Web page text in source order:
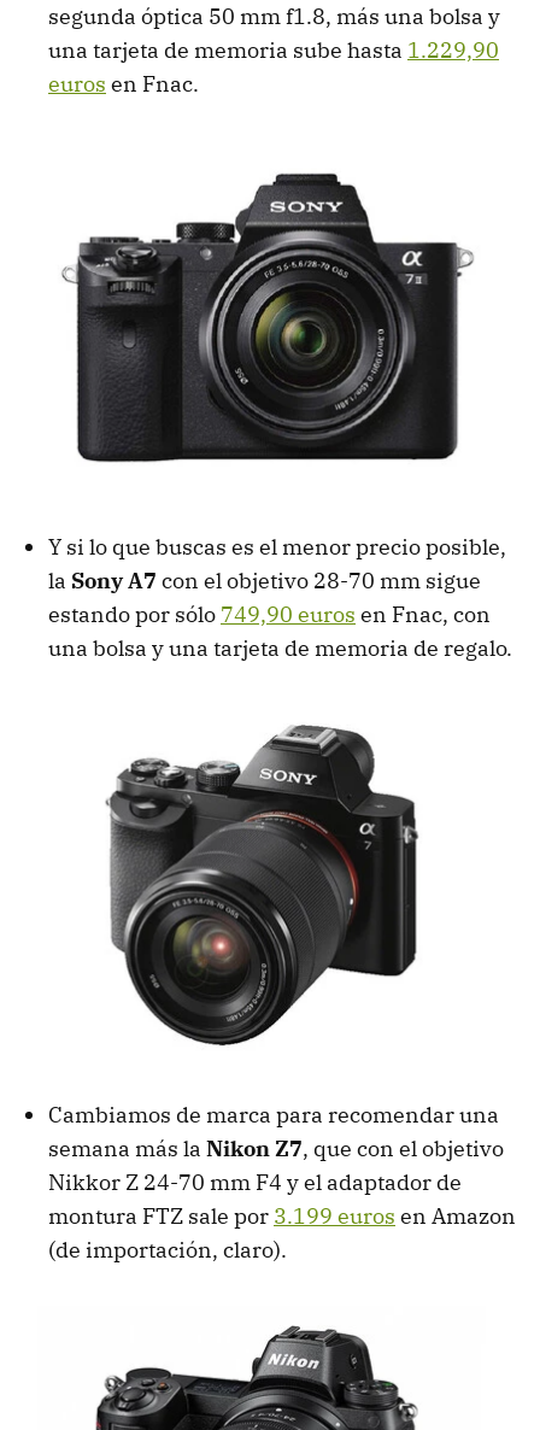
segunda óptica 50 mm f1.8, más una bolsa y
una tarjeta de memoria sube hasta 1.229,90
euros en Fnac.
Y si lo que buscas es el menor precio posible,
la Sony A7 con el objetivo 28-70 mm sigue
estando por sólo 749,90 euros en Fnac, con
una bolsa y una tarjeta de memoria de regalo.
Cambiamos de marca para recomendar una
semana más la Nikon Z7, que con el objetivo
Nikkor Z 24-70 mm F4 y el adaptador de
montura FTZ sale por 3.199 euros en Amazon
(de importación, claro).